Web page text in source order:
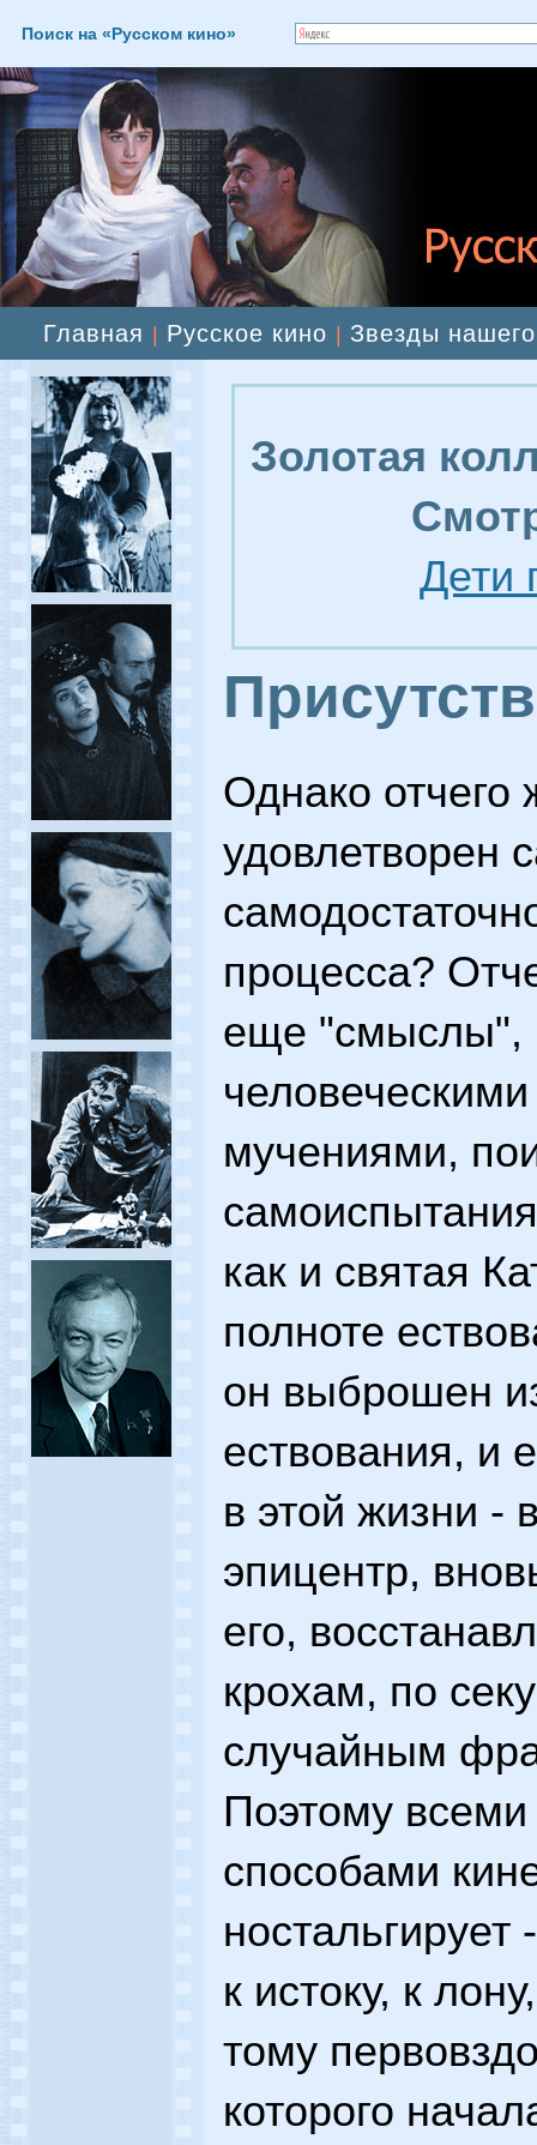
Поиск на «Русском кино»
Главная Русское кино Звезды
Золотая
Дети
Однако отчего
удовлетворен
процесса?
еще "смыслы",
мучениями,
как и святая
полноте
он выброшен
ествования, и
в этой жизни -
эпицентр,
его,
крохам, по
случайным
Поэтому
способами
к истоку, к
тому
которого